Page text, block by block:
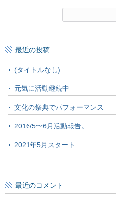
索:
最近の投稿
(タイトルなし)
元気に活動継続中
文化の祭典でパフォーマンス
2016/5〜6月活動報告。
2021年5月スタート
最近のコメント